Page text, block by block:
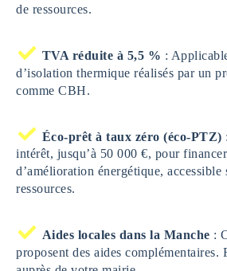
de ressources.
TVA réduite à 5,5 % :
d’isolation thermique réalisés par un
comme CBH.
Éco-prêt à taux zéro (éco-PTZ)
intérêt, jusqu’à 50 000 €, pour
d’amélioration énergétique, accessible
ressources.
Aides locales dans la Manche :
proposent des aides complémentaires.